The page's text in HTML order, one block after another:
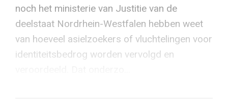
noch het ministerie van Justitie van de
deelstaat Nordrhein-Westfalen hebben weet
van hoeveel asielzoekers of vluchtelingen voor
identiteitsbedrog worden vervolgd en